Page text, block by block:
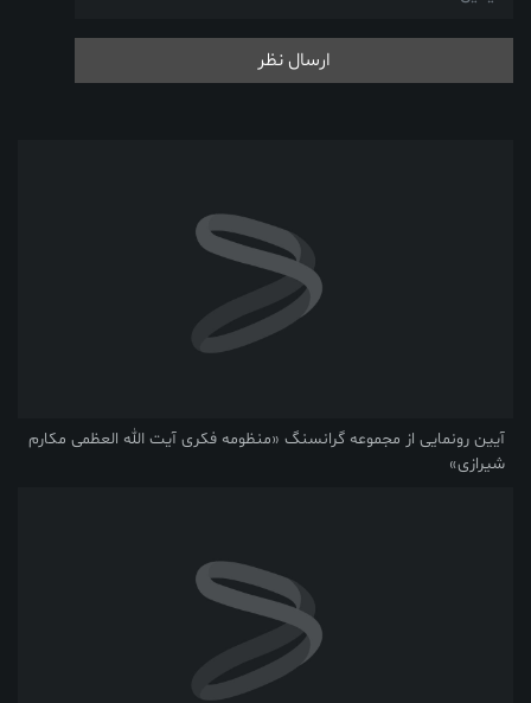
ارسال نظر
آیین رونمایی از مجموعه گرانسنگ «منظومه فکری آیت الله العظمی مکارم
شیرازی»